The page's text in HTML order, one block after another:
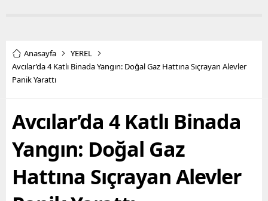
Anasayfa
YEREL
Avcılar’da 4 Katlı Binada Yangın: Doğal Gaz Hattına Sıçrayan Alevler
Panik Yarattı
Avcılar’da 4 Katlı Binada
Yangın: Doğal Gaz
Hattına Sıçrayan Alevler